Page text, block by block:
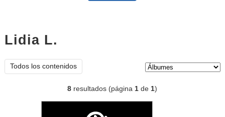
Lidia L.
Todos los contenidos
8 resultados (página1 de1)